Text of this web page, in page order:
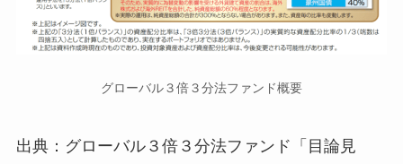
グローバル３倍３分法ファンド概要
出典：グローバル３倍３分法ファンド「目論見